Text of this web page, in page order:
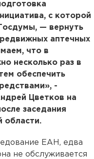
с которой
— вернуть
аптечных
что в
несколько раз в
обеспечить
-
Цветков на
заседания
области.
ЕАН, едва
не обслуживается